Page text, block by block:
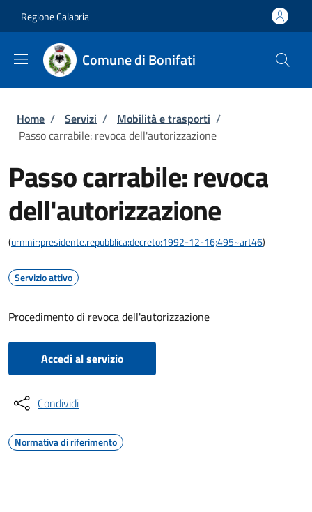
Regione Calabria
Comune di Bonifati
Briciole di pane
Home / Servizi / Mobilità e trasporti /
Passo carrabile: revoca dell'autorizzazione
Passo carrabile: revoca
dell'autorizzazione
(urn:nir:presidente.repubblica:decreto:1992-12-16;495~art46)
Servizio attivo
Procedimento di revoca dell'autorizzazione
Accedi al servizio
Condividi
Normativa di riferimento